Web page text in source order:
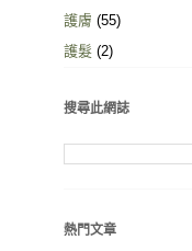
護膚 (55)
護髮 (2)
搜尋此網誌
熱門文章